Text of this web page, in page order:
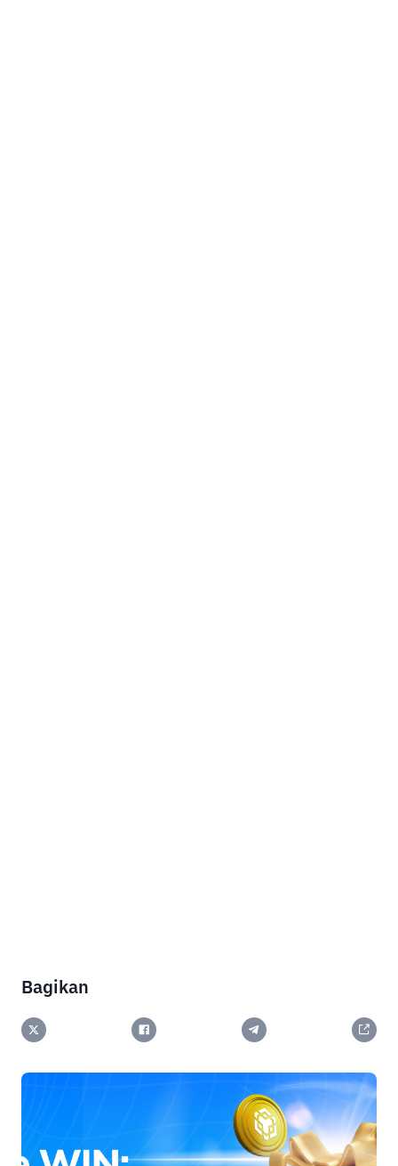
Bagikan